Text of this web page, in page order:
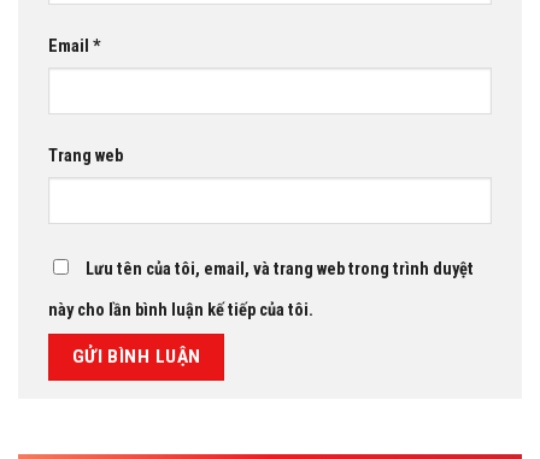
Email *
Trang web
Lưu tên của tôi, email, và trang web trong trình duyệt
này cho lần bình luận kế tiếp của tôi.